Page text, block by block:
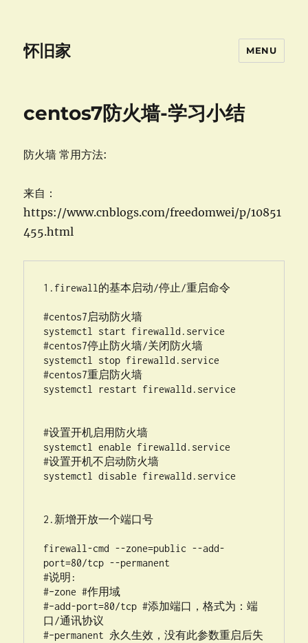
怀旧家 MENU
centos7防火墙-学习小结
防火墙 常用方法:
来自：
https://www.cnblogs.com/freedomwei/p/10851
455.html
1.firewall的基本启动/停止/重启命令
#centos7启动防火墙
systemctl start firewalld.service
#centos7停止防火墙/关闭防火墙
systemctl stop firewalld.service
#centos7重启防火墙
systemctl restart firewalld.service
#设置开机启用防火墙
systemctl enable firewalld.service
#设置开机不启动防火墙
systemctl disable firewalld.service
2.新增开放一个端口号
firewall-cmd --zone=public --add-
port=80/tcp --permanent
#说明:
#–zone #作用域
#–add-port=80/tcp #添加端口，格式为：端
口/通讯协议
#–permanent 永久生效，没有此参数重启后失